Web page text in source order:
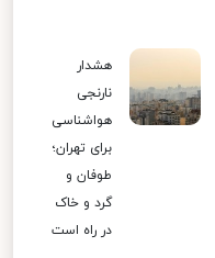
هشدار
نارنجی
هواشناسی
برای تهران؛
طوفان و
گرد و خاک
در راه است